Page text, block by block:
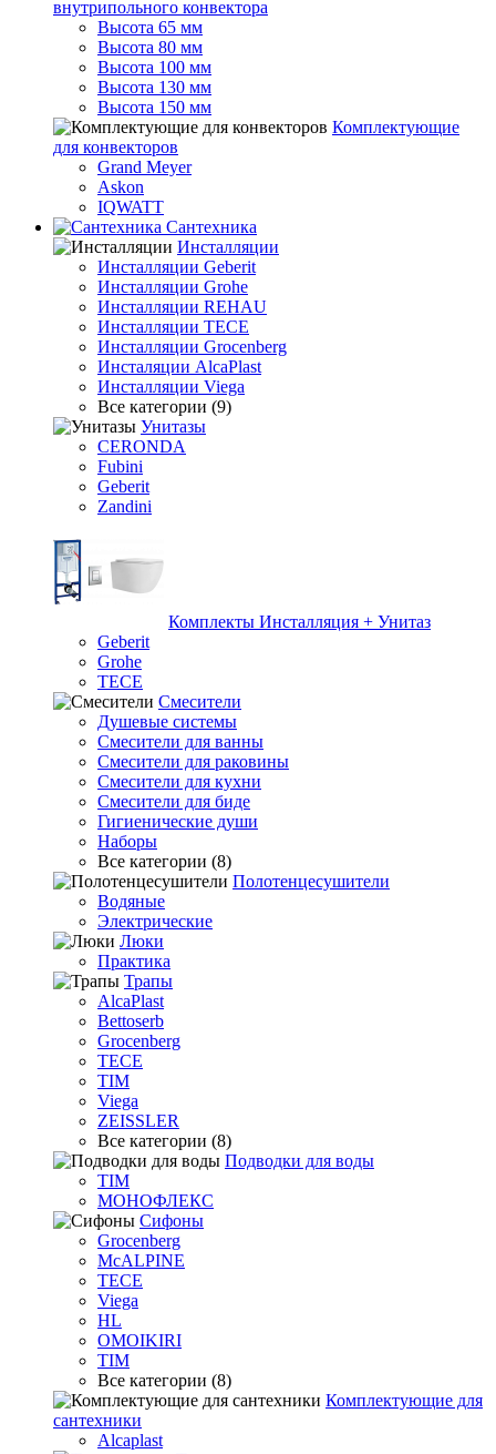
внутрипольного конвектора
Высота 65 мм
Высота 80 мм
Высота 100 мм
Высота 130 мм
Высота 150 мм
Комплектующие
для конвекторов
Grand Meyer
Askon
IQWATT
Сантехника
Инсталляции
Инсталляции Geberit
Инсталляции Grohe
Инсталляции REHAU
Инсталляции TECE
Инсталляции Grocenberg
Инсталяции AlcaPlast
Инсталляции Viega
Все категории (9)
Унитазы
CERONDA
Fubini
Geberit
Zandini
Комплекты Инсталляция + Унитаз
Geberit
Grohe
TECE
Смесители
Душевые системы
Смесители для ванны
Смесители для раковины
Смесители для кухни
Смесители для биде
Гигиенические души
Наборы
Все категории (8)
Полотенцесушители
Водяные
Электрические
Люки
Практика
Трапы
AlcaPlast
Bettoserb
Grocenberg
TECE
TIM
Viega
ZEISSLER
Все категории (8)
Подводки для воды
TIM
МОНОФЛЕКС
Сифоны
Grocenberg
McALPINE
TECE
Viega
HL
OMOIKIRI
TIM
Все категории (8)
Комплектующие для
сантехники
Alcaplast